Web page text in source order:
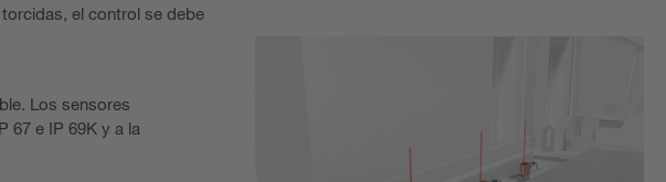
el control se debe
Los sensores
67 e IP 69K y a la